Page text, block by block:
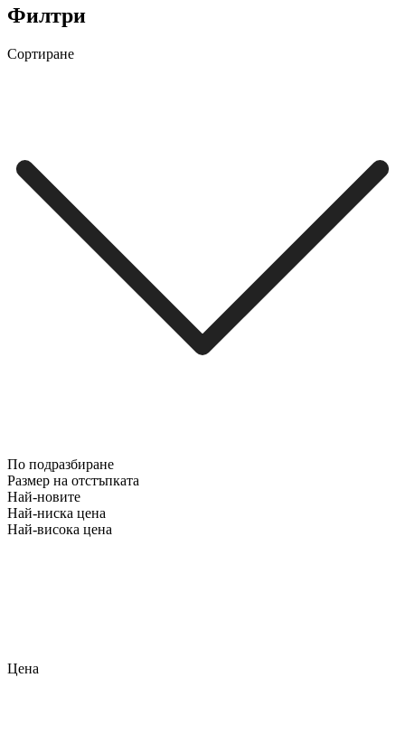
Филтри
Сортиране
По подразбиране
Размер на отстъпката
Най-новите
Най-ниска цена
Най-висока цена
Цена